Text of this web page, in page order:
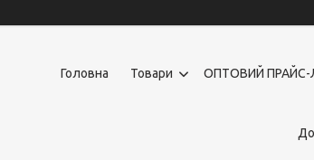
Головна Товари OПТОВИЙ ПРАЙС-